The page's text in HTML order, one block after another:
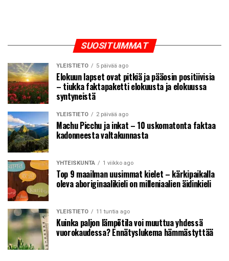
SUOSITUIMMAT
YLEISTIETO 5 päivää ago
Elokuun lapset ovat pitkiä ja pääosin positiivisia
– tiukka faktapaketti elokuusta ja elokuussa
syntyneistä
YLEISTIETO 2 päivää ago
Machu Picchu ja inkat – 10 uskomatonta faktaa
kadonneesta valtakunnasta
YHTEISKUNTA 1 viikko ago
Top 9 maailman uusimmat kielet – kärkipaikalla
oleva aboriginaalikieli on milleniaalien äidinkieli
YLEISTIETO 11 tuntia ago
Kuinka paljon lämpötila voi muuttua yhdessä
vuorokaudessa? Ennätyslukema hämmästyttää